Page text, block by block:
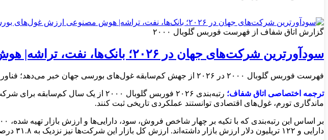
گزارش اتاق شفاف از فهرست فوربس گلوبال ۲۰۰۰
سودآورترین شرکت‌های جهان در ۲۰۲۶؛ بانک‌ها، نفت، تراشه| هوش مصنوعی ارزش غول‌های بورسی را جهش داد
فهرست فوربس گلوبال ۲۰۰۰ در ۲۰۲۶ از جهش کم‌سابقه غول‌های بورسی جهان خبر می‌دهد؛ فناوری پیشتاز شده و آرامکوی سعودی در رتبه پنجم ایستاده است.
ترجمه اختصاصی اتاق شفاف؛
رتبه‌بندی ۲۰۲۶ فوربس گلوبال ۲۰۰۰
ماندگاری تورم، غول‌های اقتصادی توانستند عملکردی تاریخی ثبت کنند.
دارایی و ۱۲۲ تریلیون دلار ارزش بازار داشته‌اند. ارزش کل بازار این شرکت‌ها نیز نزدیک به ۳۱.۸ درصد افزایش یافته و بیش از ۳۰ تریلیون دلار به ثروت سهامداران افزوده است.